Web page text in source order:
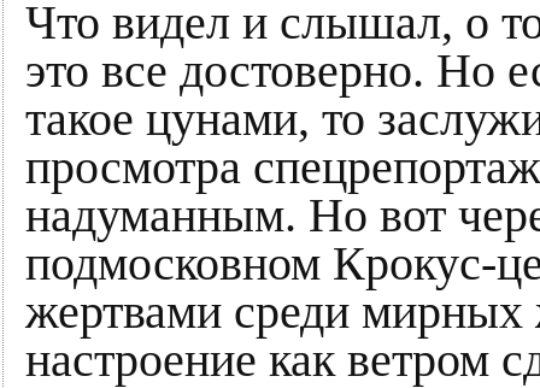
Что видел и слышал, о
это все достоверно. Но
такое цунами, то
просмотра
надуманным. Но вот
подмосковном Крокус-
жертвами среди
настроение как ветром